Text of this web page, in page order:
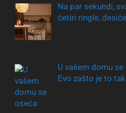
Na par sekundi,
četiri ringle,
U vašem domu
Evo zašto je to